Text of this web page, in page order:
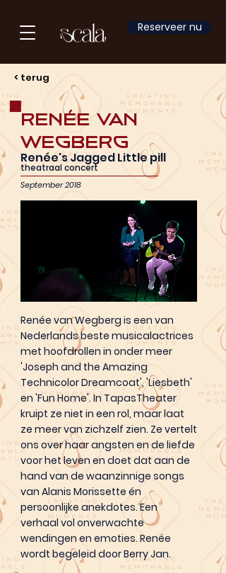
Reserveer nu
< terug
Renée van
Wegberg
Renée's Jagged Little pill
theatraal concert
September 2018
Renée van Wegberg is een van
Nederlands beste musicalactrices
met hoofdrollen in onder meer
'Joseph and the Amazing
Technicolor Dreamcoat', 'Liesbeth'
en 'Fun Home'. In TapasTheater
kruipt ze niet in een rol, maar laat
ze meer van zichzelf zien. Ze vertelt
ons over haar angsten en de liefde
voor het leven en doet dat aan de
hand van de waanzinnige songs
van Alanis Morissette én
persoonlijke anekdotes. Een
verhaal vol onverwachte
wendingen en emoties. Renée
wordt begeleid door Berry Jan.